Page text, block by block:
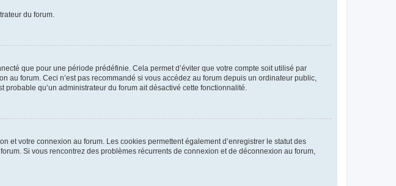
du forum.
que pour une période prédéfinie. Cela permet d’éviter que votre compte soit utilisé par
au forum. Ceci n’est pas recommandé si vous accédez au forum depuis un ordinateur public,
probable qu’un administrateur du forum ait désactivé cette fonctionnalité.
et votre connexion au forum. Les cookies permettent également d’enregistrer le statut des
Si vous rencontrez des problèmes récurrents de connexion et de déconnexion au forum,